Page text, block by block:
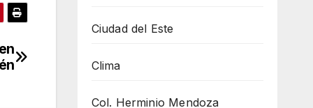
Ciudad del Este
Clima
Col. Herminio Mendoza